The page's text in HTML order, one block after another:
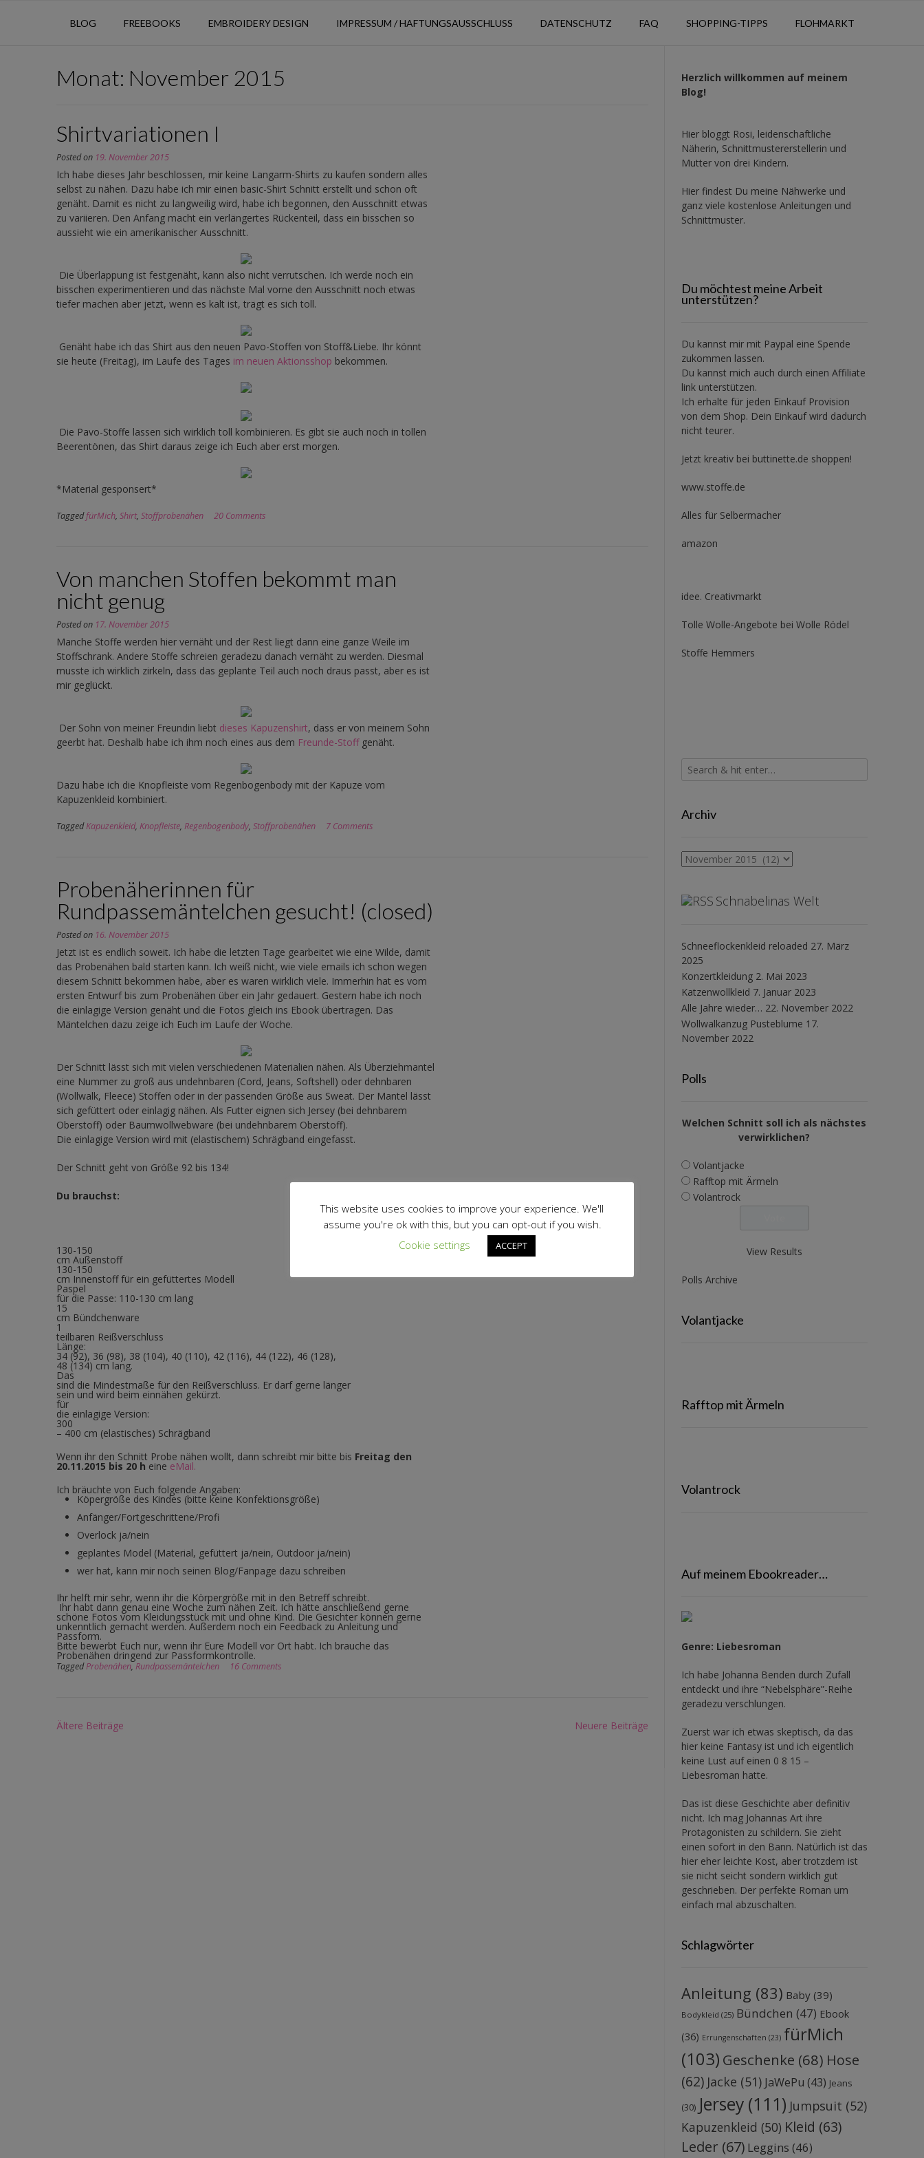
BLOG FREEBOOKS EMBROIDERY DESIGN IMPRESSUM / HAFTUNGSAUSSCHLUSS DATENSCHUTZ FAQ SHOPPING-TIPPS FLOHMARKT
Monat: November 2015
Shirtvariationen I
Posted on 19. November 2015
Ich habe dieses Jahr beschlossen, mir keine Langarm-Shirts zu kaufen sondern alles
selbst zu nähen. Dazu habe ich mir einen basic-Shirt Schnitt erstellt und schon oft
genäht. Damit es nicht zu langweilig wird, habe ich begonnen, den Ausschnitt etwas
zu variieren. Den Anfang macht ein verlängertes Rückenteil, dass ein bisschen so
aussieht wie ein amerikanischer Ausschnitt.
Die Überlappung ist festgenäht, kann also nicht verrutschen. Ich werde noch ein
bisschen experimentieren und das nächste Mal vorne den Ausschnitt noch etwas
tiefer machen aber jetzt, wenn es kalt ist, trägt es sich toll.
Genäht habe ich das Shirt aus den neuen Pavo-Stoffen von Stoff&Liebe. Ihr könnt
sie heute (Freitag), im Laufe des Tages im neuen Aktionsshop bekommen.
Die Pavo-Stoffe lassen sich wirklich toll kombinieren. Es gibt sie auch noch in tollen
Beerentönen, das Shirt daraus zeige ich Euch aber erst morgen.
*Material gesponsert*
TaggedfürMich, Shirt, Stoffprobenähen 20 Comments
Von manchen Stoffen bekommt man
nicht genug
Posted on 17. November 2015
Manche Stoffe werden hier vernäht und der Rest liegt dann eine ganze Weile im
Stoffschrank. Andere Stoffe schreien geradezu danach vernäht zu werden. Diesmal
musste ich wirklich zirkeln, dass das geplante Teil auch noch draus passt, aber es ist
mir geglückt.
Der Sohn von meiner Freundin liebt dieses Kapuzenshirt, dass er von meinem Sohn
geerbt hat. Deshalb habe ich ihm noch eines aus dem Freunde-Stoffgenäht.
Dazu habe ich die Knopfleiste vom Regenbogenbody mit der Kapuze vom
Kapuzenkleid kombiniert.
TaggedKapuzenkleid, Knopfleiste, Regenbogenbody, Stoffprobenähen 7 Comments
Probenäherinnen für
Rundpassemäntelchen gesucht! (closed)
Posted on 16. November 2015
Jetzt ist es endlich soweit. Ich habe die letzten Tage gearbeitet wie eine Wilde, damit
das Probenähen bald starten kann. Ich weiß nicht, wie viele emails ich schon wegen
diesem Schnitt bekommen habe, aber es waren wirklich viele. Immerhin hat es vom
ersten Entwurf bis zum Probenähen über ein Jahr gedauert. Gestern habe ich noch
die einlagige Version genäht und die Fotos gleich ins Ebook übertragen. Das
Mäntelchen dazu zeige ich Euch im Laufe der Woche.
Der Schnitt lässt sich mit vielen verschiedenen Materialien nähen. Als Überziehmantel
eine Nummer zu groß aus undehnbaren (Cord, Jeans, Softshell) oder dehnbaren
(Wollwalk, Fleece) Stoffen oder in der passenden Größe aus Sweat. Der Mantel lässt
sich gefüttert oder einlagig nähen. Als Futter eignen sich Jersey (bei dehnbarem
Oberstoff) oder Baumwollwebware (bei undehnbarem Oberstoff).
Die einlagige Version wird mit (elastischem) Schrägband eingefasst.
Der Schnitt geht von Größe 92 bis 134!
Du brauchst:
130-150
cm Außenstoff
130-150
cm Innenstoff für ein gefüttertes Modell
Paspel
für die Passe: 110-130 cm lang
15
cm Bündchenware
1
teilbaren Reißverschluss
Länge:
34 (92), 36 (98), 38 (104), 40 (110), 42 (116), 44 (122), 46 (128),
48 (134) cm lang.
Das
sind die Mindestmaße für den Reißverschluss. Er darf gerne länger
sein und wird beim einnähen gekürzt.
für
die einlagige Version:
300
– 400 cm (elastisches) Schrägband
Wenn ihr den Schnitt Probe nähen wollt, dann schreibt mir bitte bis Freitag den
20.11.2015 bis 20 h eine eMail.
Ich bräuchte von Euch folgende Angaben:
Köpergröße des Kindes (bitte keine Konfektionsgröße)
Anfänger/Fortgeschrittene/Profi
Overlock ja/nein
geplantes Model (Material, gefüttert ja/nein, Outdoor ja/nein)
wer hat, kann mir noch seinen Blog/Fanpage dazu schreiben
Ihr helft mir sehr, wenn ihr die Körpergröße mit in den Betreff schreibt.
Ihr habt dann genau eine Woche zum nähen Zeit. Ich hätte anschließend gerne
schöne Fotos vom Kleidungsstück mit und ohne Kind. Die Gesichter können gerne
unkenntlich gemacht werden. Außerdem noch ein Feedback zu Anleitung und
Passform.
Bitte bewerbt Euch nur, wenn ihr Eure Modell vor Ort habt. Ich brauche das
Probenähen dringend zur Passformkontrolle.
TaggedProbenähen, Rundpassemäntelchen 16 Comments
Beitragsnavigation
Ältere Beiträge Neuere Beiträge
Herzlich willkommen auf meinem
Blog!
Hier bloggt Rosi, leidenschaftliche
Näherin, Schnittmustererstellerin und
Mutter von drei Kindern.
Hier findest Du meine Nähwerke und
ganz viele kostenlose Anleitungen und
Schnittmuster.
Du möchtest meine Arbeit
unterstützen?
Du kannst mir mit Paypal eine Spende
zukommen lassen.
Du kannst mich auch durch einen Affiliate
link unterstützen.
Ich erhalte für jeden Einkauf Provision
von dem Shop. Dein Einkauf wird dadurch
nicht teurer.
Jetzt kreativ bei buttinette.de shoppen!
www.stoffe.de
Alles für Selbermacher
amazon
idee. Creativmarkt
Tolle Wolle-Angebote bei Wolle Rödel
Stoffe Hemmers
Archiv
Archiv
Schnabelinas Welt
Schneeflockenkleid reloaded 27. März
2025
Konzertkleidung 2. Mai 2023
Katzenwollkleid 7. Januar 2023
Alle Jahre wieder… 22. November 2022
Wollwalkanzug Pusteblume 17.
November 2022
Polls
Welchen Schnitt soll ich als nächstes
verwirklichen?
Volantjacke
Rafftop mit Ärmeln
Volantrock
View Results
Polls Archive
Volantjacke
Rafftop mit Ärmeln
Volantrock
Auf meinem Ebookreader…
Genre: Liebesroman
Ich habe Johanna Benden durch Zufall
entdeckt und ihre “Nebelsphäre”-Reihe
geradezu verschlungen.
Zuerst war ich etwas skeptisch, da das
hier keine Fantasy ist und ich eigentlich
keine Lust auf einen 0 8 15 –
Liebesroman hatte.
Das ist diese Geschichte aber definitiv
nicht. Ich mag Johannas Art ihre
Protagonisten zu schildern. Sie zieht
einen sofort in den Bann. Natürlich ist das
hier eher leichte Kost, aber trotzdem ist
sie nicht seicht sondern wirklich gut
geschrieben. Der perfekte Roman um
einfach mal abzuschalten.
Schlagwörter
Anleitung (83) Baby(39)
Bodykleid (25) Bündchen (47) Ebook
(36) Errungenschaften (23) fürMich
(103) Geschenke (68) Hose
(62) Jacke (51) JaWePu (43) Jeans
(30) Jersey(111) Jumpsuit (52)
Kapuzenkleid (50) Kleid (63)
Leder (67) Leggins (46)
This website uses cookies to improve your experience. We'll
assume you're ok with this, but you can opt-out if you wish.
Cookie settings
ACCEPT